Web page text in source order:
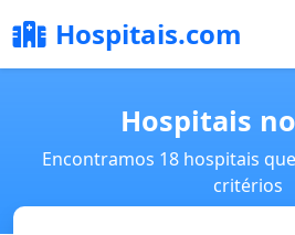
Hospitais.com
Hospitais
Encontramos 18 hospitais
critérios